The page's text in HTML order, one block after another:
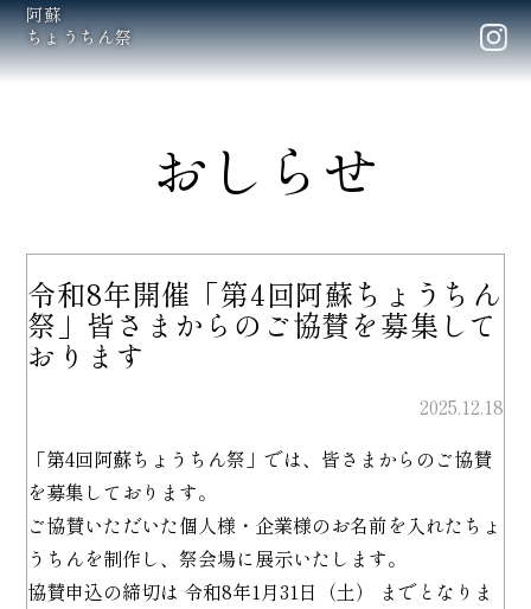
阿蘇
ちょうちん祭
おしらせ
令和8年開催「第4回阿蘇ちょうちん
祭」皆さまからのご協賛を募集して
おります
2025.12.18
「第4回阿蘇ちょうちん祭」では、皆さまからのご協賛
を募集しております。
ご協賛いただいた個人様・企業様のお名前を入れたちょ
うちんを制作し、祭会場に展示いたします。
協賛申込の締切は 令和8年1月31日（土） までとなりま